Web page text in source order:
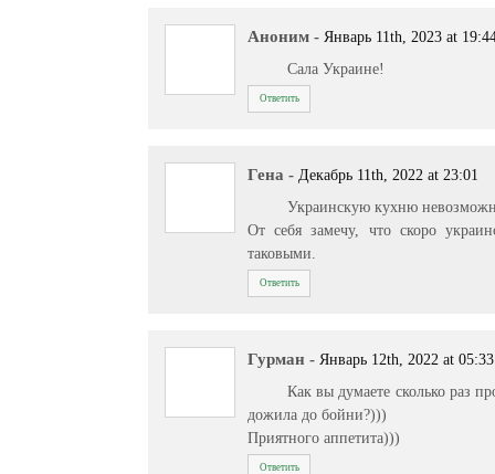
Аноним - Январь 11th, 2023 at
Сала Украине!
Ответить
Гена - Декабрь 11th, 2022 at 23:01
Украинскую кухню
От себя замечу, что скоро
таковыми.
Ответить
Гурман - Январь 12th, 2022 at 05:33
Как вы думаете сколько раз
дожила до бойни?)))
Приятного аппетита)))
Ответить